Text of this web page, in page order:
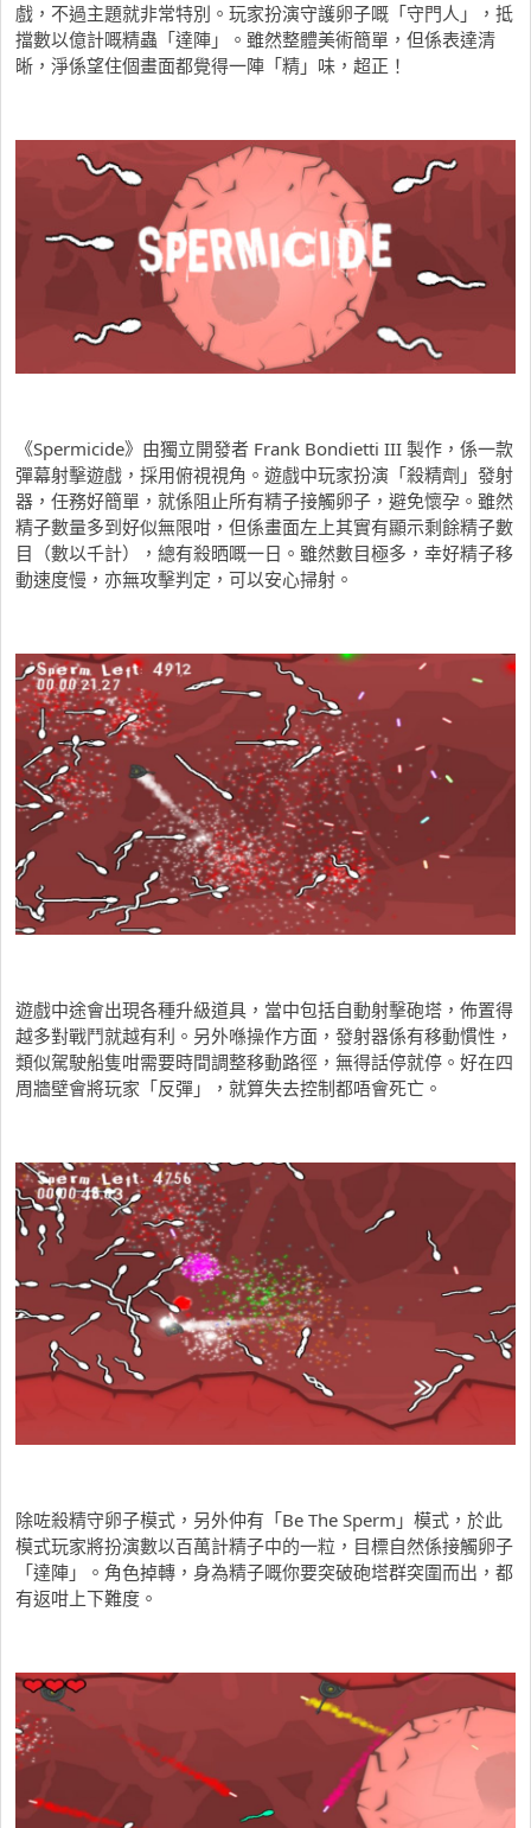
戲，不過主題就非常特別。玩家扮演守護卵子嘅「守門人」，抵
擋數以億計嘅精蟲「達陣」。雖然整體美術簡單，但係表達清
晰，淨係望住個畫面都覺得一陣「精」味，超正！
《Spermicide》由獨立開發者 Frank Bondietti III 製作，係一款
彈幕射擊遊戲，採用俯視視角。遊戲中玩家扮演「殺精劑」發射
器，任務好簡單，就係阻止所有精子接觸卵子，避免懷孕。雖然
精子數量多到好似無限咁，但係畫面左上其實有顯示剩餘精子數
目（數以千計），總有殺晒嘅一日。雖然數目極多，幸好精子移
動速度慢，亦無攻擊判定，可以安心掃射。
遊戲中途會出現各種升級道具，當中包括自動射擊砲塔，佈置得
越多對戰鬥就越有利。另外喺操作方面，發射器係有移動慣性，
類似駕駛船隻咁需要時間調整移動路徑，無得話停就停。好在四
周牆壁會將玩家「反彈」，就算失去控制都唔會死亡。
除咗殺精守卵子模式，另外仲有「Be The Sperm」模式，於此
模式玩家將扮演數以百萬計精子中的一粒，目標自然係接觸卵子
「達陣」。角色掉轉，身為精子嘅你要突破砲塔群突圍而出，都
有返咁上下難度。